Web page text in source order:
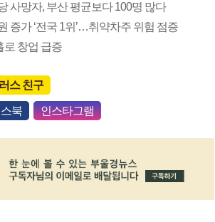
사망자, 부산 평균보다 100명 많다
증가 ‘전국 1위’…취약차주 위험 점증
로 창업 급증
스 친구
북 인스타그램